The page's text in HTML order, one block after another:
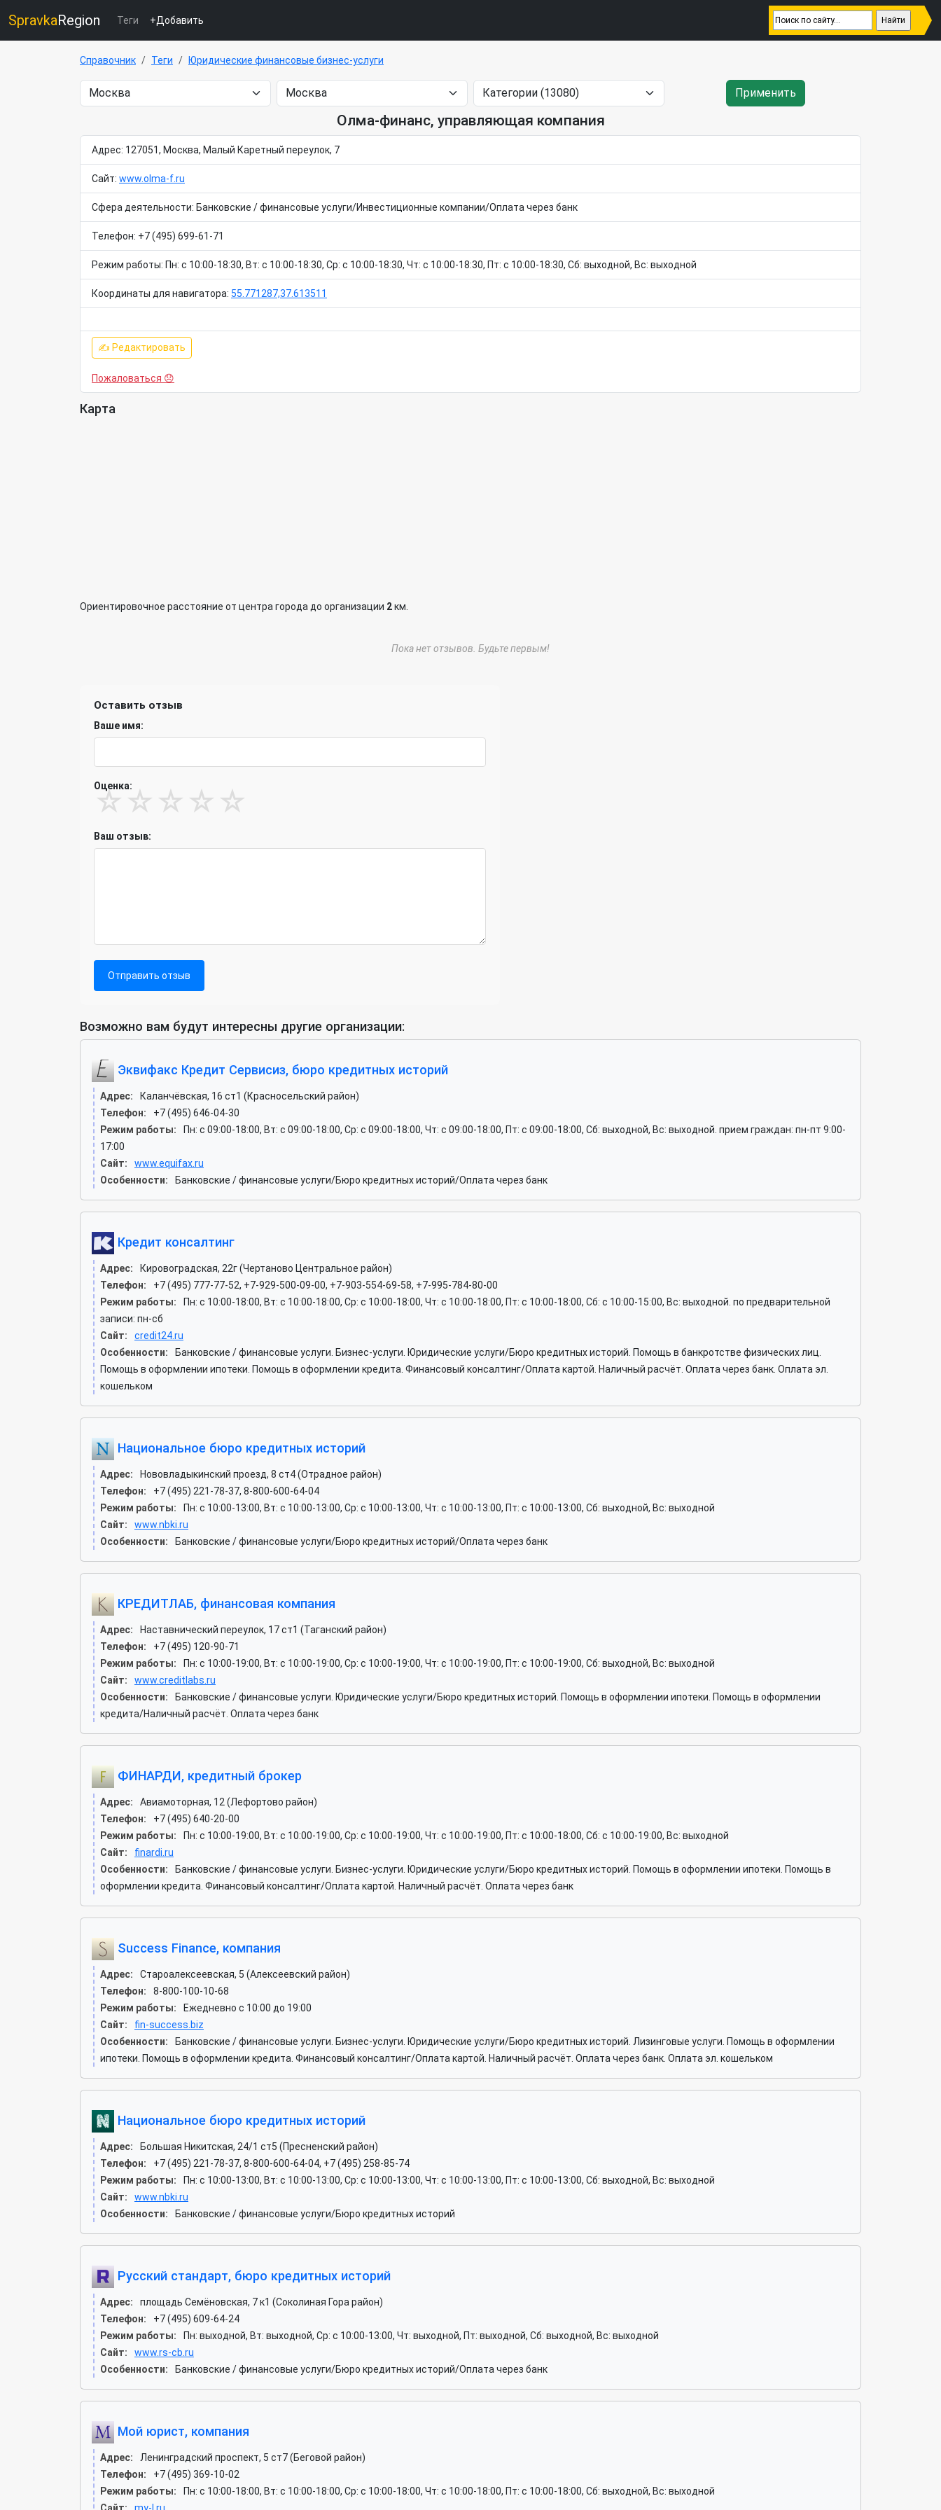
SpravkaRegion Теги +Добавить
Справочник Теги Юридические финансовые бизнес-услуги
Применить
Олма-финанс, управляющая компания
Адрес: 127051, Москва, Малый Каретный переулок, 7
Сайт: www.olma-f.ru
Сфера деятельности: Банковские / финансовые услуги/Инвестиционные компании/Оплата через банк
Телефон: +7 (495) 699-61-71
Режим работы: Пн: c 10:00-18:30, Вт: c 10:00-18:30, Ср: c 10:00-18:30, Чт: c 10:00-18:30, Пт: c 10:00-18:30, Сб: выходной, Вс: выходной
Координаты для навигатора: 55.771287,37.613511
✍ Редактировать
Пожаловаться 😞
Карта
Ориентировочное расстояние от центра города до организации 2км.
Пока нет отзывов. Будьте первым!
Оставить отзыв
Ваше имя:
Оценка:
☆ ☆ ☆ ☆ ☆
Ваш отзыв:
Отправить отзыв
Возможно вам будут интересны другие организации:
Эквифакс Кредит Сервисиз, бюро кредитных историй
Адрес:
Каланчёвская, 16 ст1 (Красносельский район)
Телефон:
+7 (495) 646-04-30
Режим работы:
Пн: c 09:00-18:00, Вт: c 09:00-18:00, Ср: c 09:00-18:00, Чт: c 09:00-18:00, Пт: c 09:00-18:00, Сб: выходной, Вс: выходной. прием граждан: пн-пт 9:00-
17:00
Сайт:
www.equifax.ru
Особенности:
Банковские / финансовые услуги/Бюро кредитных историй/Оплата через банк
Кредит консалтинг
Адрес:
Кировоградская, 22г (Чертаново Центральное район)
Телефон:
+7 (495) 777-77-52, +7-929-500-09-00, +7-903-554-69-58, +7-995-784-80-00
Режим работы:
Пн: c 10:00-18:00, Вт: c 10:00-18:00, Ср: c 10:00-18:00, Чт: c 10:00-18:00, Пт: c 10:00-18:00, Сб: c 10:00-15:00, Вс: выходной. по предварительной
записи: пн-сб
Сайт:
credit24.ru
Особенности:
Банковские / финансовые услуги. Бизнес-услуги. Юридические услуги/Бюро кредитных историй. Помощь в банкротстве физических лиц.
Помощь в оформлении ипотеки. Помощь в оформлении кредита. Финансовый консалтинг/Оплата картой. Наличный расчёт. Оплата через банк. Оплата эл.
кошельком
Национальное бюро кредитных историй
Адрес:
Нововладыкинский проезд, 8 ст4 (Отрадное район)
Телефон:
+7 (495) 221-78-37, 8-800-600-64-04
Режим работы:
Пн: c 10:00-13:00, Вт: c 10:00-13:00, Ср: c 10:00-13:00, Чт: c 10:00-13:00, Пт: c 10:00-13:00, Сб: выходной, Вс: выходной
Сайт:
www.nbki.ru
Особенности:
Банковские / финансовые услуги/Бюро кредитных историй/Оплата через банк
КРЕДИТЛАБ, финансовая компания
Адрес:
Наставнический переулок, 17 ст1 (Таганский район)
Телефон:
+7 (495) 120-90-71
Режим работы:
Пн: c 10:00-19:00, Вт: c 10:00-19:00, Ср: c 10:00-19:00, Чт: c 10:00-19:00, Пт: c 10:00-19:00, Сб: выходной, Вс: выходной
Сайт:
www.creditlabs.ru
Особенности:
Банковские / финансовые услуги. Юридические услуги/Бюро кредитных историй. Помощь в оформлении ипотеки. Помощь в оформлении
кредита/Наличный расчёт. Оплата через банк
ФИНАРДИ, кредитный брокер
Адрес:
Авиамоторная, 12 (Лефортово район)
Телефон:
+7 (495) 640-20-00
Режим работы:
Пн: c 10:00-19:00, Вт: c 10:00-19:00, Ср: c 10:00-19:00, Чт: c 10:00-19:00, Пт: c 10:00-18:00, Сб: c 10:00-19:00, Вс: выходной
Сайт:
finardi.ru
Особенности:
Банковские / финансовые услуги. Бизнес-услуги. Юридические услуги/Бюро кредитных историй. Помощь в оформлении ипотеки. Помощь в
оформлении кредита. Финансовый консалтинг/Оплата картой. Наличный расчёт. Оплата через банк
Success Finance, компания
Адрес:
Староалексеевская, 5 (Алексеевский район)
Телефон:
8-800-100-10-68
Режим работы:
Ежедневно с 10:00 до 19:00
Сайт:
fin-success.biz
Особенности:
Банковские / финансовые услуги. Бизнес-услуги. Юридические услуги/Бюро кредитных историй. Лизинговые услуги. Помощь в оформлении
ипотеки. Помощь в оформлении кредита. Финансовый консалтинг/Оплата картой. Наличный расчёт. Оплата через банк. Оплата эл. кошельком
Национальное бюро кредитных историй
Адрес:
Большая Никитская, 24/1 ст5 (Пресненский район)
Телефон:
+7 (495) 221-78-37, 8-800-600-64-04, +7 (495) 258-85-74
Режим работы:
Пн: c 10:00-13:00, Вт: c 10:00-13:00, Ср: c 10:00-13:00, Чт: c 10:00-13:00, Пт: c 10:00-13:00, Сб: выходной, Вс: выходной
Сайт:
www.nbki.ru
Особенности:
Банковские / финансовые услуги/Бюро кредитных историй
Русский стандарт, бюро кредитных историй
Адрес:
площадь Семёновская, 7 к1 (Соколиная Гора район)
Телефон:
+7 (495) 609-64-24
Режим работы:
Пн: выходной, Вт: выходной, Ср: c 10:00-13:00, Чт: выходной, Пт: выходной, Сб: выходной, Вс: выходной
Сайт:
www.rs-cb.ru
Особенности:
Банковские / финансовые услуги/Бюро кредитных историй/Оплата через банк
Мой юрист, компания
Адрес:
Ленинградский проспект, 5 ст7 (Беговой район)
Телефон:
+7 (495) 369-10-02
Режим работы:
Пн: c 10:00-18:00, Вт: c 10:00-18:00, Ср: c 10:00-18:00, Чт: c 10:00-18:00, Пт: c 10:00-18:00, Сб: выходной, Вс: выходной